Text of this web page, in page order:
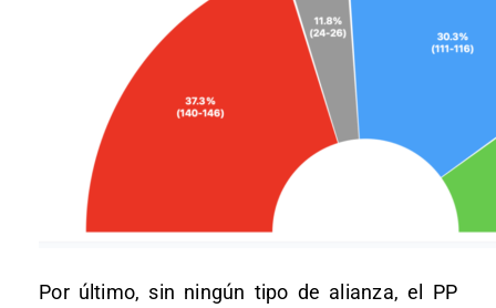
Por último, sin ningún tipo de alianza, el PP